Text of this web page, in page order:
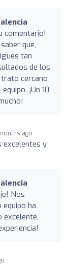
comentario!
que,
tan
de los
cercano
¡Un 10
ago
excelentes y
Nos
ha